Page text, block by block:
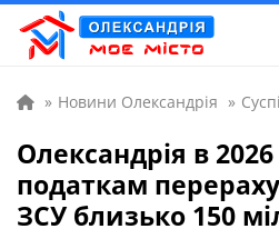
» Новини Олександрія »
Олександрія в
податкам
ЗСУ близько 150